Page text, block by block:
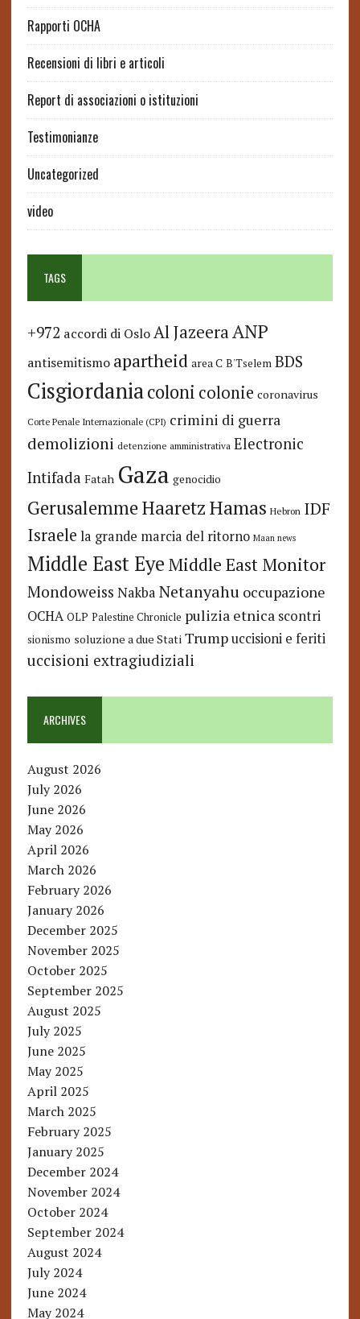
Rapporti OCHA
Recensioni di libri e articoli
Report di associazioni o istituzioni
Testimonianze
Uncategorized
video
TAGS
+972 accordi di Oslo Al JazeeraANP
antisemitismo apartheid area C B'Tselem BDS
Cisgiordaniacoloni colonie coronavirus
Corte Penale Internazionale (CPI) crimini di guerra
demolizioni detenzione amministrativa Electronic
Intifada Fatah Gaza genocidio
GerusalemmeHaaretzHamas Hebron IDF
Israele la grande marcia del ritorno Maan news
Middle East Eye Middle East Monitor
Mondoweiss Nakba Netanyahu occupazione
OCHA OLP Palestine Chronicle pulizia etnica scontri
sionismo soluzione a due Stati Trump uccisioni e feriti
uccisioni extragiudiziali
ARCHIVES
August 2026
July 2026
June 2026
May 2026
April 2026
March 2026
February 2026
January 2026
December 2025
November 2025
October 2025
September 2025
August 2025
July 2025
June 2025
May 2025
April 2025
March 2025
February 2025
January 2025
December 2024
November 2024
October 2024
September 2024
August 2024
July 2024
June 2024
May 2024